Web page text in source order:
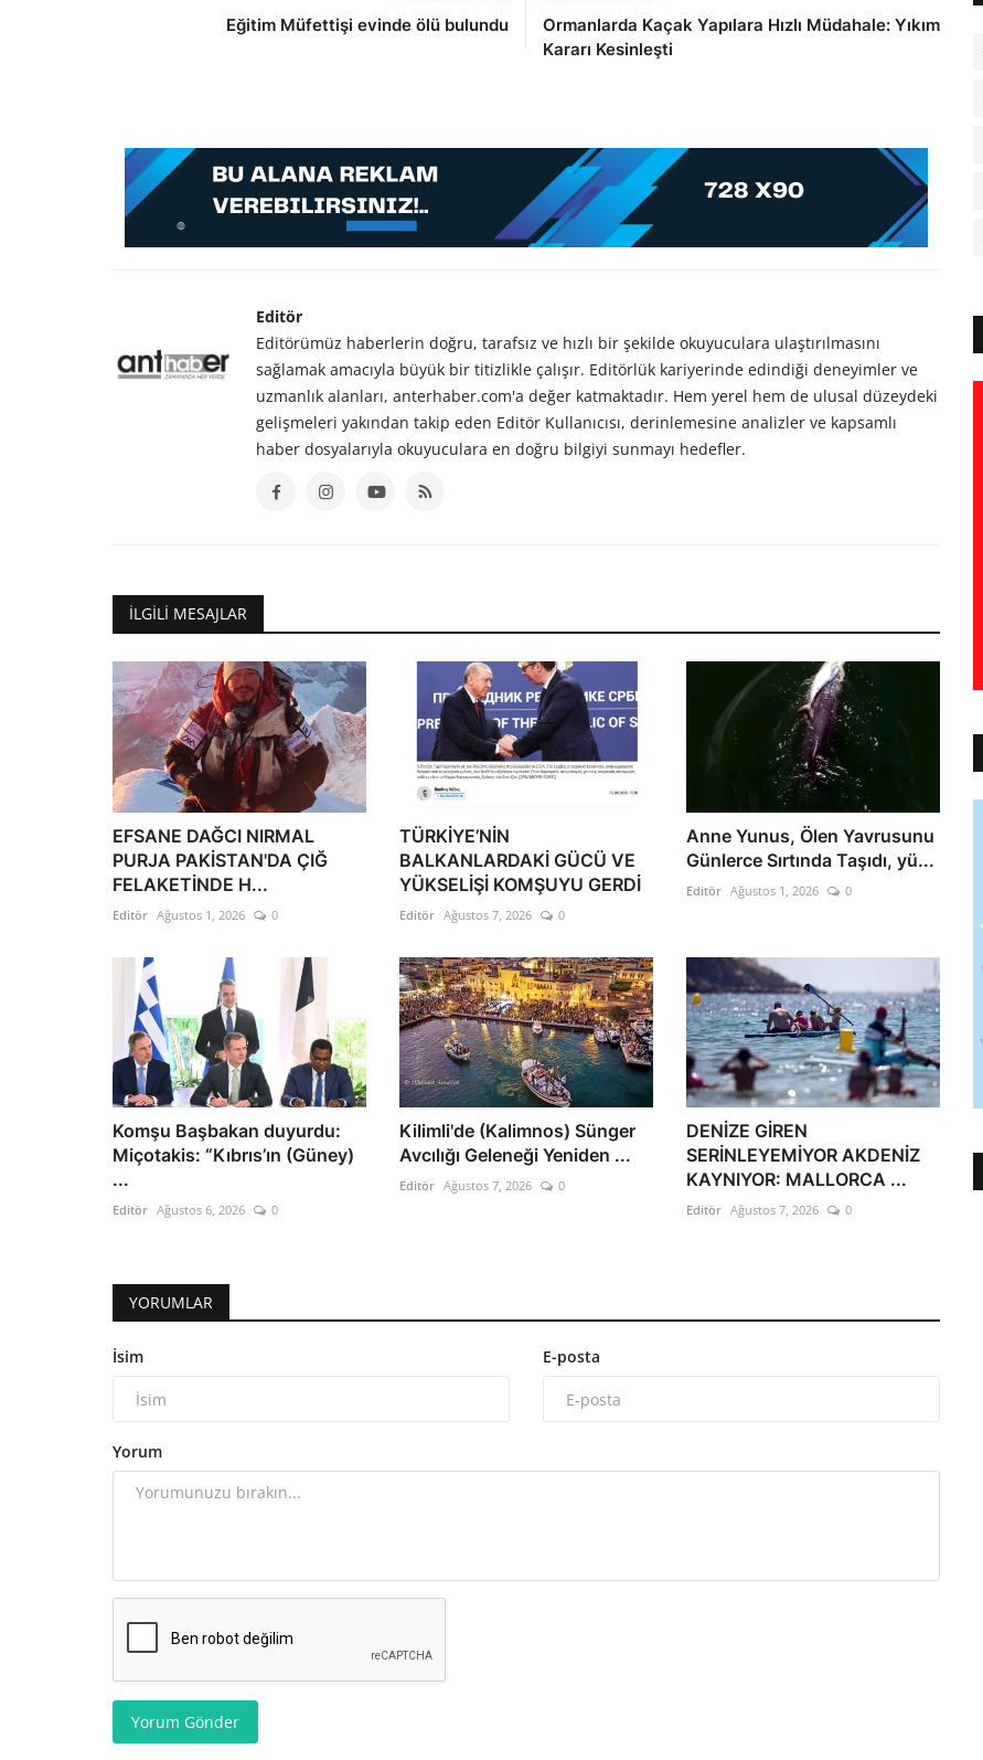
Eğitim Müfettişi evinde ölü bulundu
Ormanlarda Kaçak Yapılara Hızlı Müdahale: Yıkım
Kararı Kesinleşti
Editör
Editörümüz haberlerin doğru, tarafsız ve hızlı bir şekilde okuyuculara ulaştırılmasını
sağlamak amacıyla büyük bir titizlikle çalışır. Editörlük kariyerinde edindiği deneyimler ve
uzmanlık alanları, anterhaber.com'a değer katmaktadır. Hem yerel hem de ulusal düzeydeki
gelişmeleri yakından takip eden Editör Kullanıcısı, derinlemesine analizler ve kapsamlı
haber dosyalarıyla okuyuculara en doğru bilgiyi sunmayı hedefler.
İLGILI MESAJLAR
EFSANE DAĞCI NIRMAL
PURJA PAKİSTAN'DA ÇIĞ
FELAKETİNDE H...
Editör Ağustos 1, 2026 0
TÜRKİYE’NİN
BALKANLARDAKİ GÜCÜ VE
YÜKSELİŞİ KOMŞUYU GERDİ
Editör Ağustos 7, 2026 0
Anne Yunus, Ölen Yavrusunu
Günlerce Sırtında Taşıdı, yü...
Editör Ağustos 1, 2026 0
Komşu Başbakan duyurdu:
Miçotakis: “Kıbrıs’ın (Güney)
...
Editör Ağustos 6, 2026 0
Kilimli'de (Kalimnos) Sünger
Avcılığı Geleneği Yeniden ...
Editör Ağustos 7, 2026 0
DENİZE GİREN
SERİNLEYEMİYOR AKDENİZ
KAYNIYOR: MALLORCA ...
Editör Ağustos 7, 2026 0
YORUMLAR
İsim E-posta
Yorum
Yorum Gönder